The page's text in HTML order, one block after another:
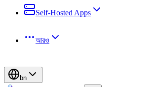
Self-Hosted Apps
আরও
bn